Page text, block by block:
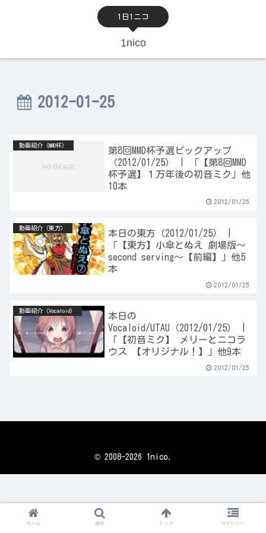
1日1ニコ
1nico
2012-01-25
動画紹介（MMD杯）
第8回MMD杯予選ピックアップ
（2012/01/25） | 「【第8回MMD
杯予選】１万年後の初音ミク」他
10本
2012/01/25
動画紹介（東方）
本日の東方（2012/01/25） |
「【東方】小傘とぬえ 劇場版～
second serving～【前編】」他5
本
2012/01/25
動画紹介（Vocaloid）
本日の
Vocaloid/UTAU（2012/01/25） |
「【初音ミク】 メリーとニコラ
ウス 【オリジナル！】」他9本
2012/01/25
© 2008-2026 1nico.
ホーム 検索 トップ サイドバー